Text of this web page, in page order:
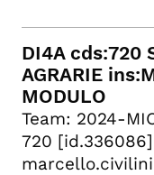
DI4A cds:720
AGRARIE
MODULO
Team: 2024-
720